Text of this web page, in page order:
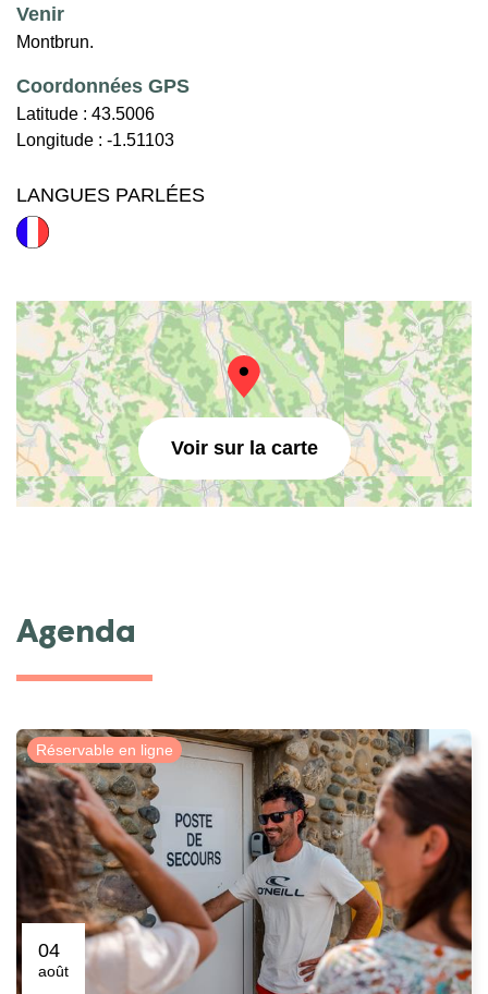
Venir
Montbrun.
Coordonnées GPS
Latitude : 43.5006
Longitude : -1.51103
LANGUES PARLÉES
Voir sur la carte
Agenda
Réservable en ligne
04
août